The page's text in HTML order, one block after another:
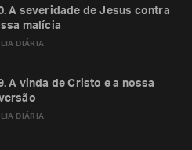
DIÁRIA
A severidade de Jesus contra
malícia
DIÁRIA
A vinda de Cristo e a nossa